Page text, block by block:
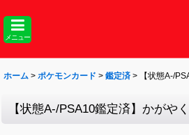
メニュー
ホーム > ポケモンカード > 鑑定済 > 【状態A-/
【状態A-/PSA10鑑定済】かがや